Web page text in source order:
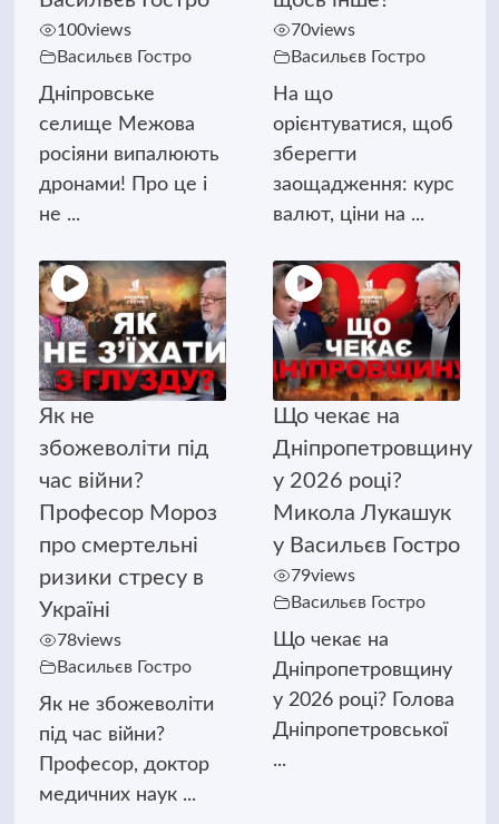
100views
Васильєв Гостро
Дніпровське
селище Межова
росіяни випалюють
дронами! Про це і
не ...
70views
Васильєв Гостро
На що
орієнтуватися, щоб
зберегти
заощадження: курс
валют, ціни на ...
Як не
збожеволіти під
час війни?
Професор Мороз
про смертельні
ризики стресу в
Україні
78views
Васильєв Гостро
Як не збожеволіти
під час війни?
Професор, доктор
медичних наук ...
Що чекає на
Дніпропетровщину
у 2026 році?
Микола Лукашук
у Васильєв Гостро
79views
Васильєв Гостро
Що чекає на
Дніпропетровщину
у 2026 році? Голова
Дніпропетровської
...